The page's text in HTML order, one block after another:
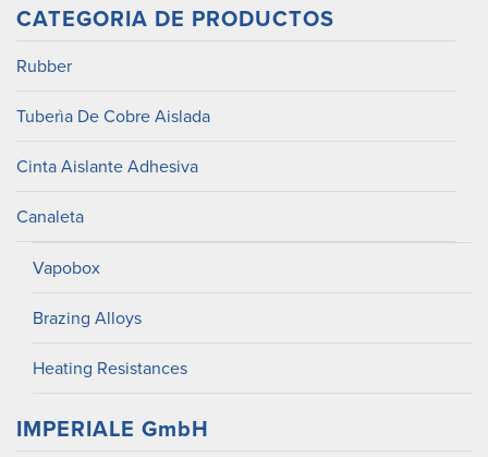
CATEGORIA DE PRODUCTOS
Rubber
Tuberìa De Cobre Aislada
Cinta Aislante Adhesiva
Canaleta
Vapobox
Brazing Alloys
Heating Resistances
IMPERIALE GmbH